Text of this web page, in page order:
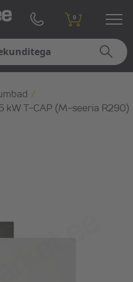
0
/
kW T-CAP (M-seeria R290)